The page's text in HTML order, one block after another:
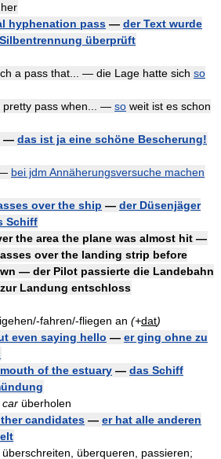
hyphenation pass — der Text wurde
überprüft
a pass that... — die Lage hatte sich so
pretty pass when... — so weit ist es schon
— das ist ja eine schöne Bescherung!
bei jdm Annäherungsversuche machen
over the ship — der Düsenjäger
Schiff
the area the plane was almost hit —
over the landing strip before
— der Pilot passierte die Landebahn
Landung entschloss
fahren/-fliegen an (+dat)
even saying hello — er ging ohne zu
of the estuary — das Schiff
car überholen
candidates — er hat alle anderen
überschreiten, überqueren, passieren;